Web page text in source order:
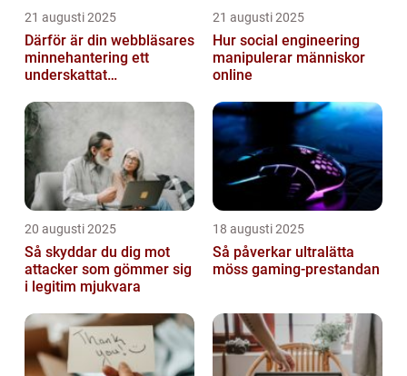
21 augusti 2025
Därför är din webbläsares
minnehantering ett
underskattat
21 augusti 2025
Hur social engineering
manipulerar människor
online
20 augusti 2025
Så skyddar du dig mot
attacker som gömmer sig
i legitim mjukvara
18 augusti 2025
Så påverkar ultralätta
möss gaming-prestandan